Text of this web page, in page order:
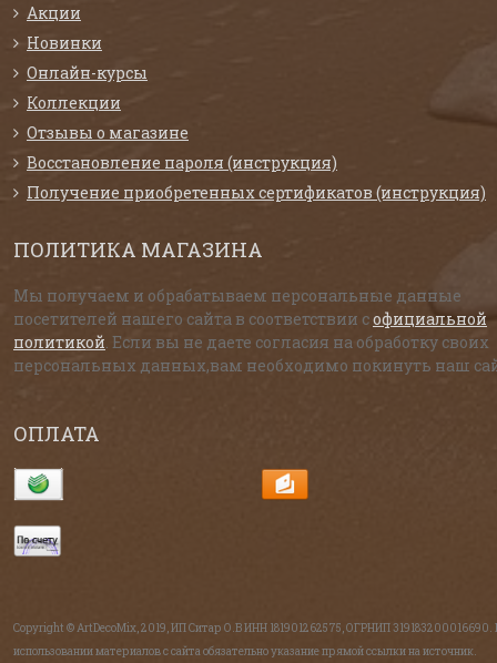
Акции
Новинки
Онлайн-курсы
Коллекции
Отзывы о магазине
Восстановление пароля (инструкция)
Получение приобретенных сертификатов (инструкция)
ПОЛИТИКА МАГАЗИНА
Мы получаем и обрабатываем персональные данные
посетителей нашего сайта в соответствии софициальной
политикой . Если вы не даете согласия на обработку своих
персональных данных,вам необходимо покинуть наш
ОПЛАТА
Copyright © ArtDecoMix, 2019, ИП Ситар О.В ИНН 181901262575, ОГРНИП 319183200016690.
использовании материалов с сайта обязательно указание прямой ссылки на источник.